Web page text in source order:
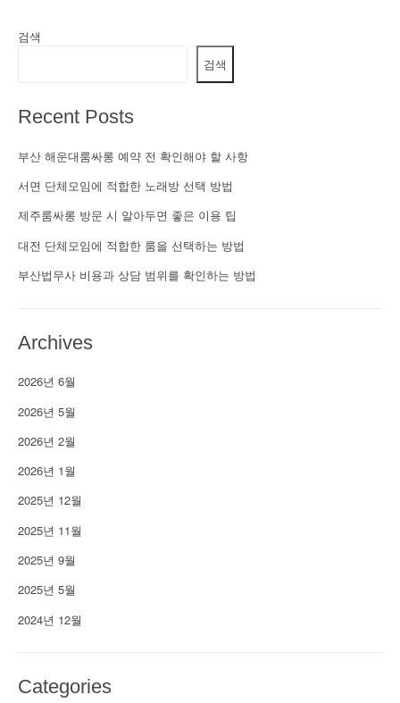
검색
검색
Recent Posts
부산 해운대룸싸롱 예약 전 확인해야 할 사항
서면 단체모임에 적합한 노래방 선택 방법
제주룸싸롱 방문 시 알아두면 좋은 이용 팁
대전 단체모임에 적합한 룸을 선택하는 방법
부산법무사 비용과 상담 범위를 확인하는 방법
Archives
2026년 6월
2026년 5월
2026년 2월
2026년 1월
2025년 12월
2025년 11월
2025년 9월
2025년 5월
2024년 12월
Categories